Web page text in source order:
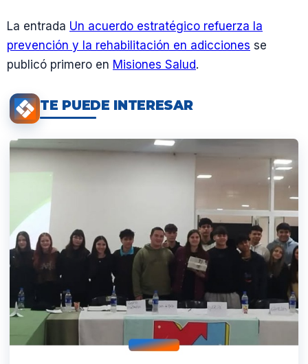
La entrada Un acuerdo estratégico refuerza la
prevención y la rehabilitación en adicciones se
publicó primero en Misiones Salud.
TE PUEDE INTERESAR